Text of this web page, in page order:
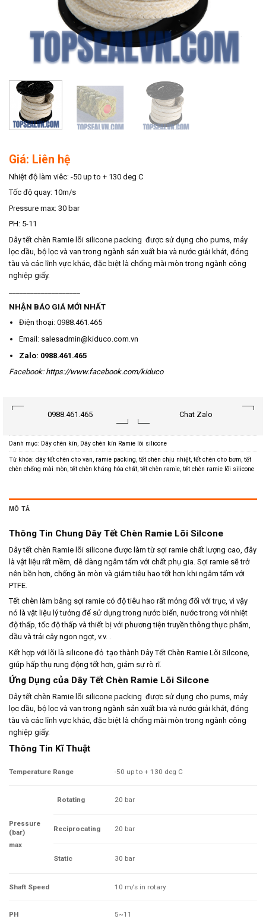
Giá: Liên hệ
Nhiệt độ làm viêc: -50 up to + 130 deg C
Tốc độ quay: 10m/s
Pressure max: 30 bar
PH: 5-11
Dây tết chèn Ramie lõi silicone packing được sử dụng cho pums, máy
lọc dầu, bộ lọc và van trong ngành sản xuất bia và nước giải khát, đóng
tàu và các lĩnh vực khác, đặc biệt là chống mài mòn trong ngành công
nghiệp giấy.
NHẬN BÁO GIÁ MỚI NHẤT
Điện thoại: 0988.461.465
Email: salesadmin@kiduco.com.vn
Zalo: 0988.461.465
Facebook: https://www.facebook.com/kiduco
0988.461.465 Chat Zalo
Danh mục: Dây chèn kín, Dây chèn kín Ramie lõi silicone
Từ khóa: dây tết chèn cho van, ramie packing, tết chèn chịu nhiệt, tết chèn cho bơm, tết
chèn chống mài mòn, tết chèn kháng hóa chất, tết chèn ramie, tết chèn ramie lõi silicone
MÔ TẢ
Thông Tin Chung Dây Tết Chèn Ramie Lõi Silcone
Dây tết chèn Ramie lõi silicone được làm từ sợi ramie chất lượng cao, đây
là vật liệu rất mềm, dễ dàng ngâm tẩm với chất phụ gia. Sợi ramie sẽ trở
nên bền hơn, chống ăn mòn và giảm tiêu hao tốt hơn khi ngâm tẩm với
PTFE.
Tết chèn làm bằng sợi ramie có độ tiêu hao rất mỏng đối với trục, vì vậy
nó là vật liệu lý tưởng để sử dụng trong nước biển, nước trong với nhiệt
độ thấp, tốc độ thấp và thiết bị với phương tiện truyền thông thực phẩm,
dầu và trái cây ngon ngọt, v.v. .
Kết hợp với lõi là silicone đỏ tạo thành Dây Tết Chèn Ramie Lõi Silcone,
giúp hấp thụ rung động tốt hơn, giảm sự rò rĩ.
Ứng Dụng của Dây Tết Chèn Ramie Lõi Silcone
Dây tết chèn Ramie lõi silicone packing được sử dụng cho pums, máy
lọc dầu, bộ lọc và van trong ngành sản xuất bia và nước giải khát, đóng
tàu và các lĩnh vực khác, đặc biệt là chống mài mòn trong ngành công
nghiệp giấy.
Thông Tin Kĩ Thuật
Temperature Range -50 up to + 130 deg C
Pressure
(bar)
max
Rotating 20 bar
Reciprocating 20 bar
Static 30 bar
Shaft Speed 10 m/s in rotary
PH 5~11